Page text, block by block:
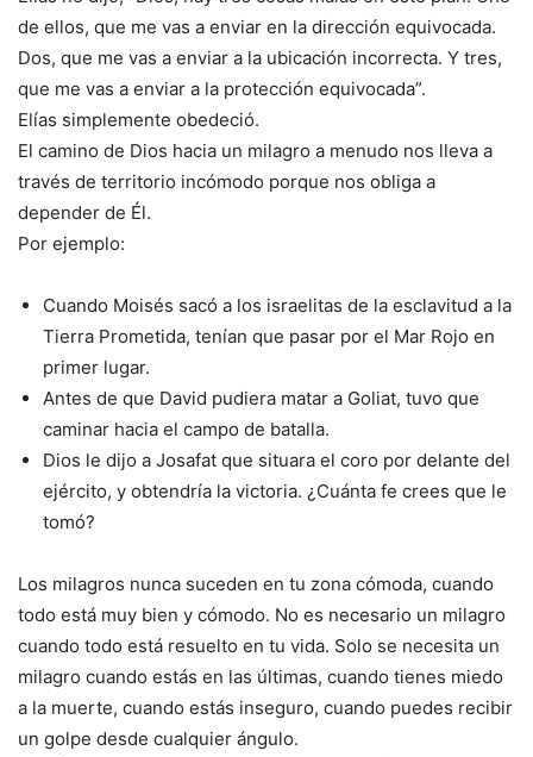
de ellos, que me vas a enviar en la dirección equivocada.
Dos, que me vas a enviar a la ubicación incorrecta. Y tres,
que me vas a enviar a la protección equivocada”.
Elías simplemente obedeció.
El camino de Dios hacia un milagro a menudo nos lleva a
través de territorio incómodo porque nos obliga a
depender de Él.
Por ejemplo:
Cuando Moisés sacó a los israelitas de la esclavitud a la
Tierra Prometida, tenían que pasar por el Mar Rojo en
primer lugar.
Antes de que David pudiera matar a Goliat, tuvo que
caminar hacia el campo de batalla.
Dios le dijo a Josafat que situara el coro por delante del
ejército, y obtendría la victoria. ¿Cuánta fe crees que le
tomó?
Los milagros nunca suceden en tu zona cómoda, cuando
todo está muy bien y cómodo. No es necesario un milagro
cuando todo está resuelto en tu vida. Solo se necesita un
milagro cuando estás en las últimas, cuando tienes miedo
a la muerte, cuando estás inseguro, cuando puedes recibir
un golpe desde cualquier ángulo.